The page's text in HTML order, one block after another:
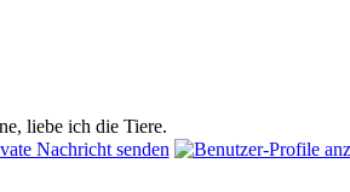
liebe ich die Tiere.